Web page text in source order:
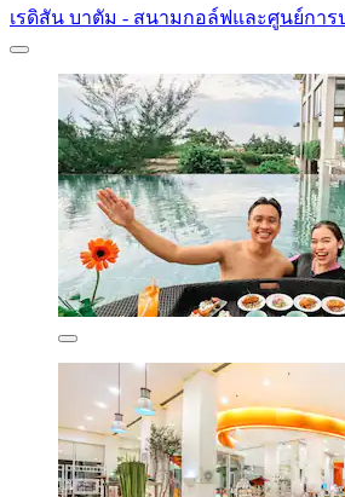
เรดิสัน บาตัม - สนามกอล์ฟและศูนย์การ